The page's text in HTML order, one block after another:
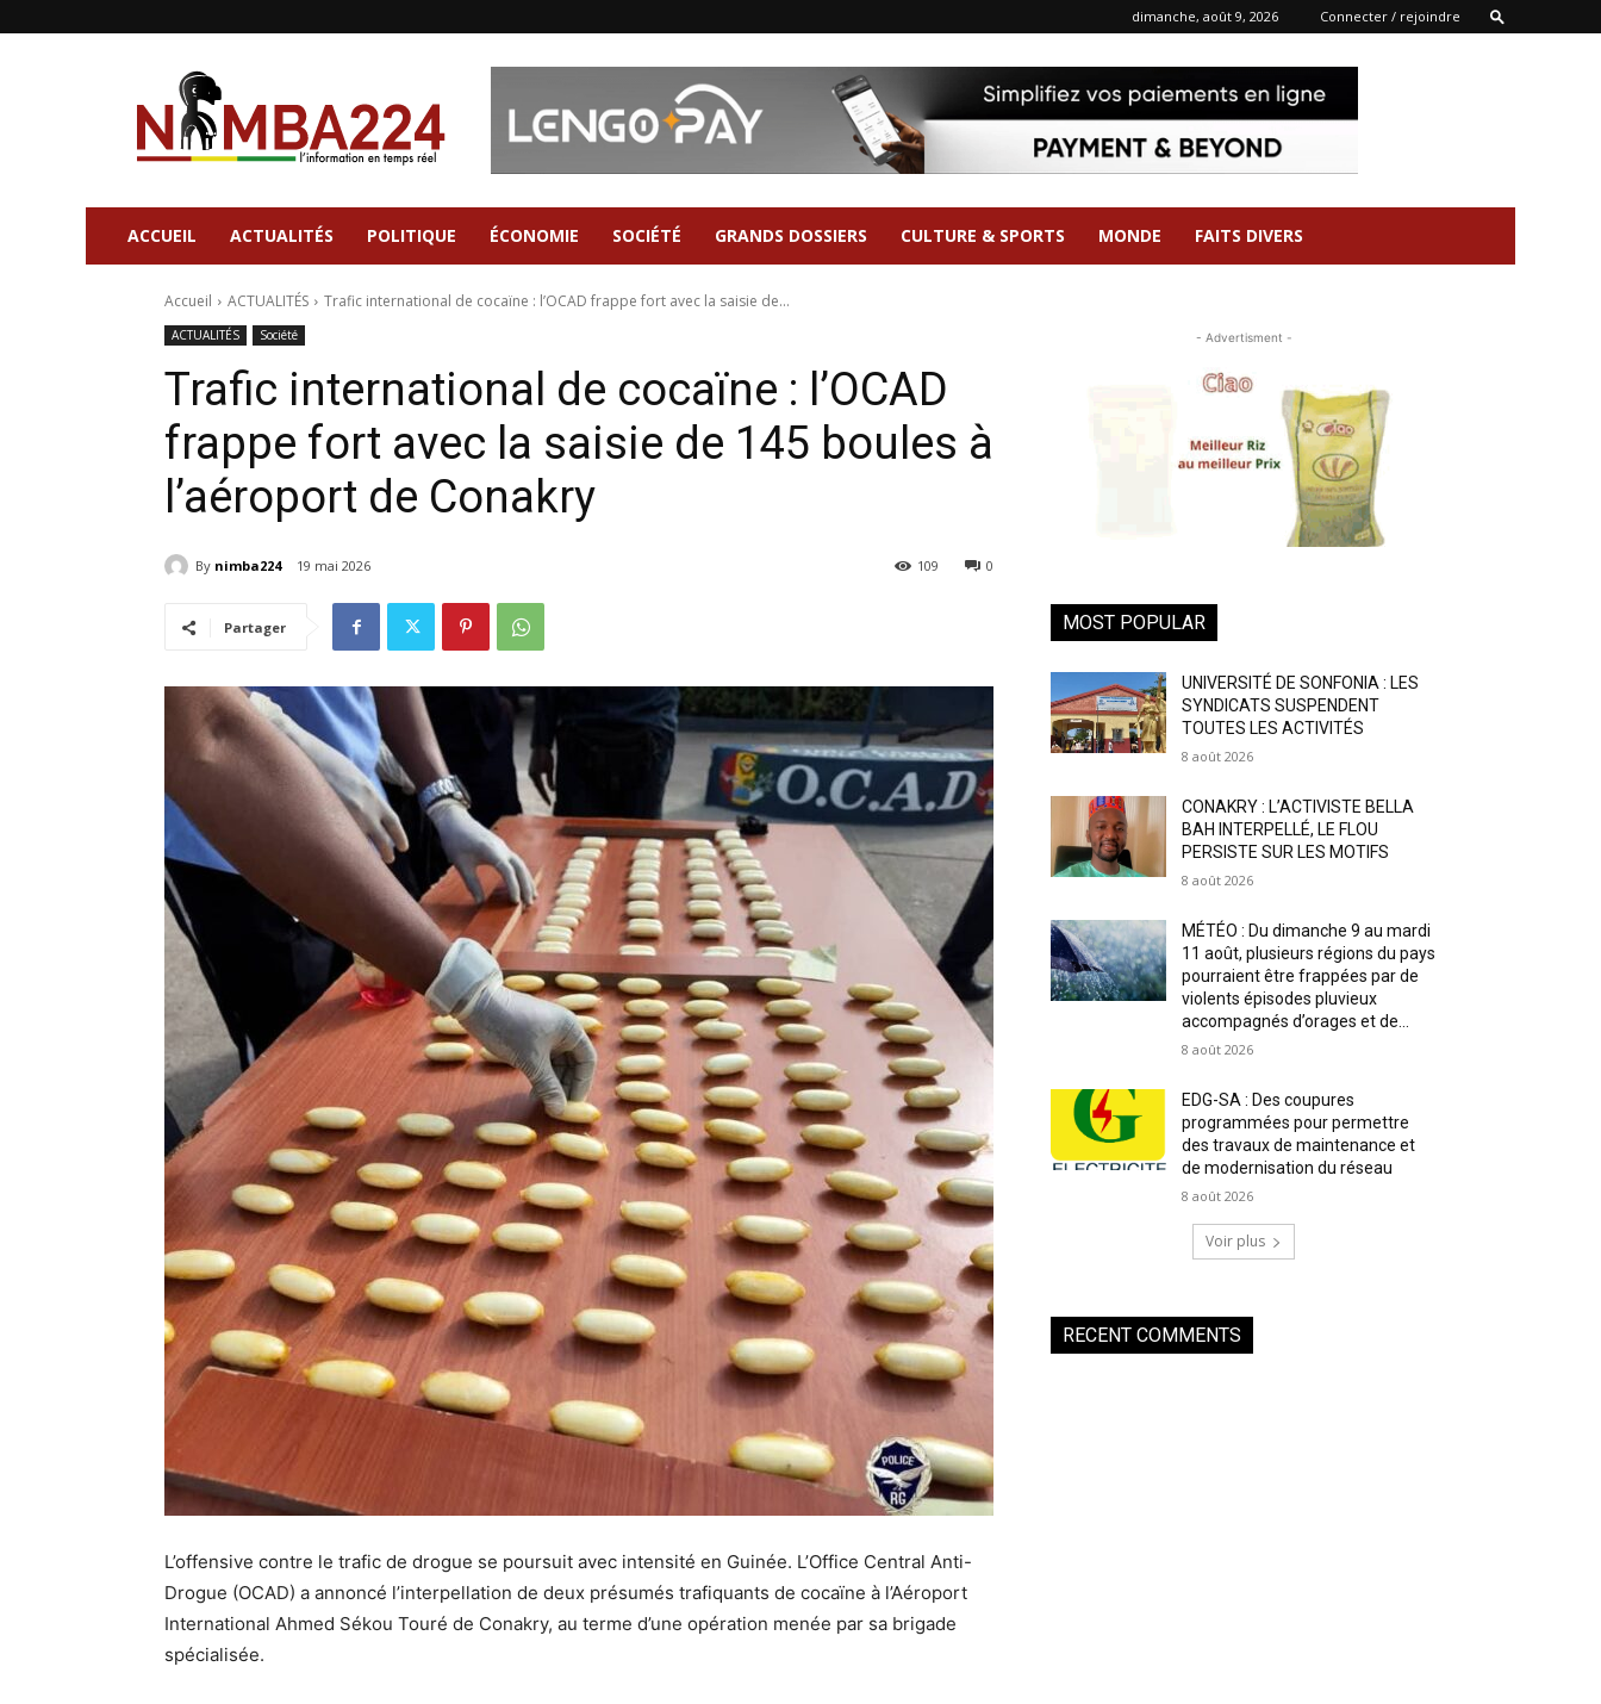
dimanche, août 9, 2026 Connecter / rejoindre
Nimba224
Site
d'information
ACCUEIL ACTUALITÉS POLITIQUE ÉCONOMIE SOCIÉTÉ GRANDS DOSSIERS CULTURE & SPORTS MONDE FAITS DIVERS
Accueil ACTUALITÉS Trafic international de cocaïne : l’OCAD frappe fort avec la saisie de...
ACTUALITÉS Société
Trafic international de cocaïne : l’OCAD
frappe fort avec la saisie de 145 boules à
l’aéroport de Conakry
By nimba224 19 mai 2026 0
109
Partager
L’offensive contre le trafic de drogue se poursuit avec intensité en Guinée. L’Office Central Anti-
Drogue (OCAD) a annoncé l’interpellation de deux présumés trafiquants de cocaïne à l’Aéroport
International Ahmed Sékou Touré de Conakry, au terme d’une opération menée par sa brigade
spécialisée.
- Advertisment -
MOST POPULAR
UNIVERSITÉ DE SONFONIA : LES
SYNDICATS SUSPENDENT
TOUTES LES ACTIVITÉS
8 août 2026
CONAKRY : L’ACTIVISTE BELLA
BAH INTERPELLÉ, LE FLOU
PERSISTE SUR LES MOTIFS
8 août 2026
MÉTÉO : Du dimanche 9 au mardi
11 août, plusieurs régions du pays
pourraient être frappées par de
violents épisodes pluvieux
accompagnés d’orages et de...
8 août 2026
EDG-SA : Des coupures
programmées pour permettre
des travaux de maintenance et
de modernisation du réseau
8 août 2026
Voir plus
RECENT COMMENTS